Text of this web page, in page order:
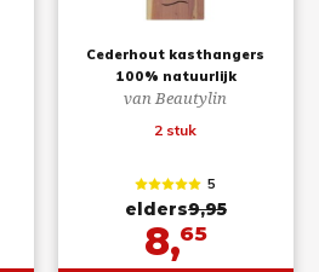
Cederhout kasthangers
100% natuurlijk
van Beautylin
2 stuk
5
elders9,95
8,65